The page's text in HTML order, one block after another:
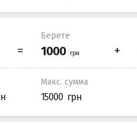
Берете
Макс. сумма
15000